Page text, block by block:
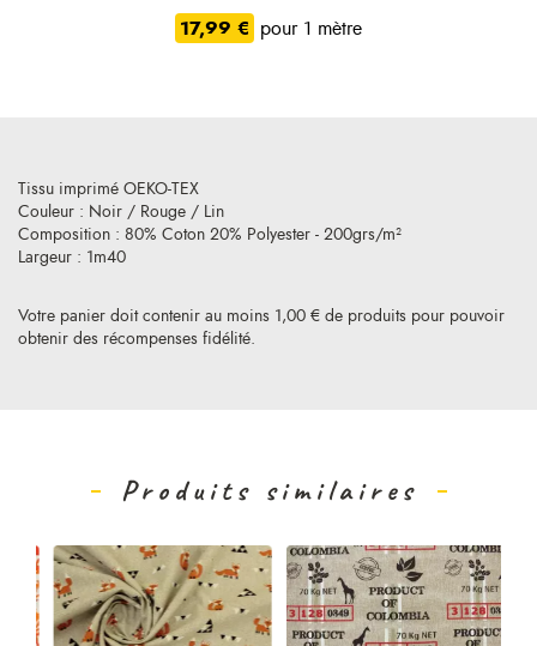
17,99 € pour 1 mètre
Votre panier doit contenir au moins 1,00 € de produits pour pouvoir
obtenir des récompenses fidélité.
Tissu imprimé OEKO-TEX
Couleur : Noir / Rouge / Lin
Composition : 80% Coton 20% Polyester - 200grs/m²
Largeur : 1m40
Produits similaires